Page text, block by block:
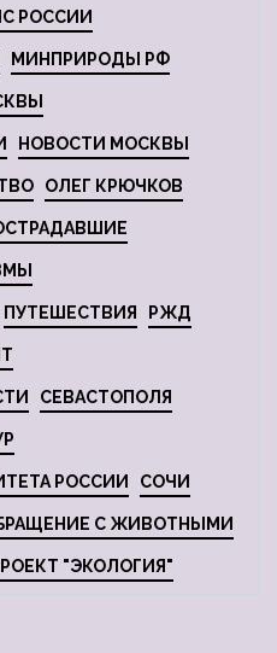
РОССИИ
МИНПРИРОДЫ РФ
НОВОСТИ МОСКВЫ
ОЛЕГ КРЮЧКОВ
ПУТЕШЕСТВИЯ РЖД
СЕВАСТОПОЛЯ
РОССИИ СОЧИ
С ЖИВОТНЫМИ
"ЭКОЛОГИЯ"